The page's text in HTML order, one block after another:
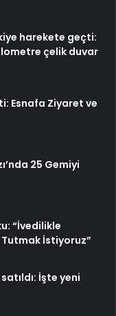
harekete geçti:
çelik duvar
Esnafa Ziyaret ve
25 Gemiyi
“İvedilikle
Tutmak İstiyoruz”
İşte yeni